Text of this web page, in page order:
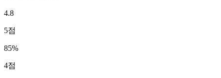
4.8
5점
85%
4점